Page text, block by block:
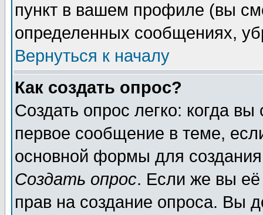
пункт в вашем профиле (вы
определенных сообщениях,
Вернуться к началу
Как создать опрос?
Создать опрос легко: когда
первое сообщение в теме,
основной формы для
Создать опрос. Если же вы её
прав на создание опроса. Вы